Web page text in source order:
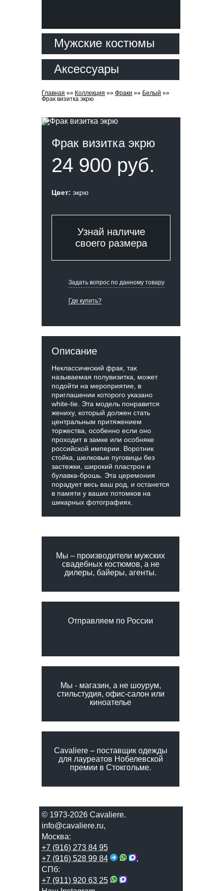
Мужские костюмы
Аксессуары
Главная »» Коллекция »» Фраки »» Белый »»
Фрак визитка экрю
Фрак визитка экрю
24 900 руб.
Цвет: экрю
Узнай наличие
своего размера
Задать вопрос по данному товару
Где купить?
Описание
Неклассический фрак, так
называемая полувизитка, может
подойти на мероприятие, в
приглашении которого указано
white-tie. Эта модель понравится
жениху, который должен стать
центральным притяжением
торжества, особенно если оно
проходит в замке или особняке
российской империи. Воротник
стойка, шелковые пуговицы без
застежки, широкий пластрон и
булавка-брошь. Эта церемония
порадует весь ваш род, и останется
в памяти у ваших потомков на
шикарных фотографиях.
Мы – производители мужских
свадебных костюмов, а не
дилеры, байеры, агенты.
Отправляем по России
Мы - магазин, а не шоурум,
стильстудия, офис-салон или
киноателье
Сavaliere – поставщик одежды
для лауреатов Нобелевской
премии в Стокгольме.
© 1973-2026 Сavaliere.
info@cavaliere.ru,
Москва:
+7 (916) 273 84 95
+7 (916) 528 99 84
,
СПб:
+7 (911) 920 63 25